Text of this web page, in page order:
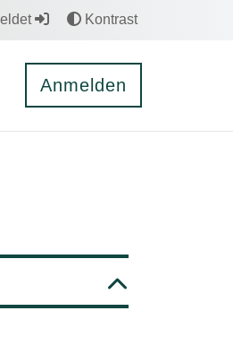
Kontrast
Anmelden